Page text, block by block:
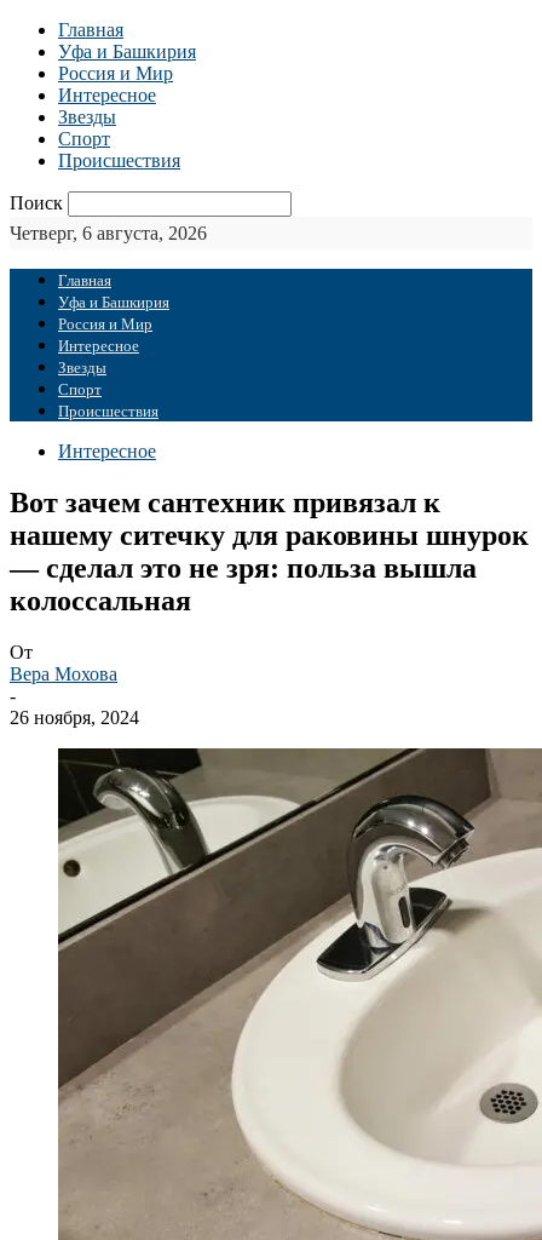
Главная
Уфа и Башкирия
Россия и Мир
Интересное
Звезды
Спорт
Происшествия
Поиск
Четверг, 6 августа, 2026
Главная
Уфа и Башкирия
Россия и Мир
Интересное
Звезды
Спорт
Происшествия
Интересное
Вот зачем сантехник привязал к
нашему ситечку для раковины шнурок
— сделал это не зря: польза вышла
колоссальная
От
Вера Мохова
-
26 ноября, 2024